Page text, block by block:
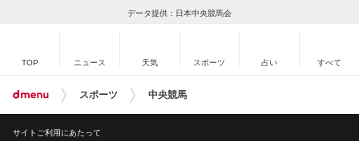
データ提供：日本中央競馬会
TOP ニュース 天気 スポーツ 占い すべて
スポーツ 中央競馬
サイトご利用にあたって